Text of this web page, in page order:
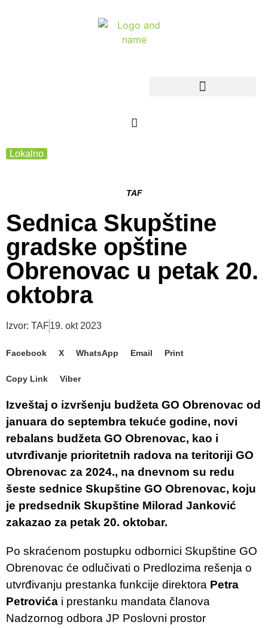
Lokalno
TAF
Sednica Skupštine
gradske opštine
Obrenovac u petak 20.
oktobra
Izvor: TAF19. okt 2023
Facebook X WhatsApp Email Print
Copy Link Viber
Izveštaj o izvršenju budžeta GO Obrenovac od
januara do septembra tekuće godine, novi
rebalans budžeta GO Obrenovac, kao i
utvrđivanje prioritetnih radova na teritoriji GO
Obrenovac za 2024., na dnevnom su redu
šeste sednice Skupštine GO Obrenovac, koju
je predsednik Skupštine Milorad Janković
zakazao za petak 20. oktobar.
Po skraćenom postupku odbornici Skupštine GO
Obrenovac će odlučivati o Predlozima rešenja o
utvrđivanju prestanka funkcije direktora Petra
Petrovića i prestanku mandata članova
Nadzornog odbora JP Poslovni prostor